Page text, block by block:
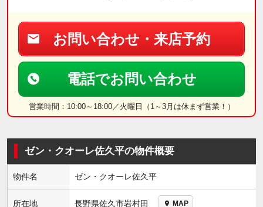
お問い合わせ・来店予約
電話でお問い合わせ
営業時間：10:00～18:00／火曜日（1～3月は休まず営業！）
ゼン・クオーレ佐久平の物件概要
物件名 ゼン・クオーレ佐久平
所在地 長野県佐久市岩村田 MAP